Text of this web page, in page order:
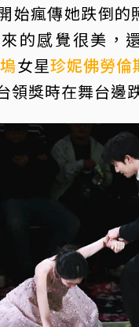
始瘋傳她跌倒的
的感覺很美，
女星珍妮佛勞倫
領獎時在舞台邊